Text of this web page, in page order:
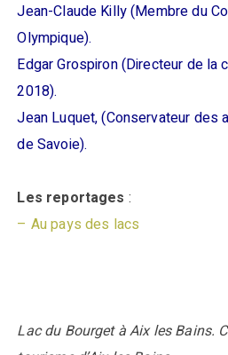
Jean-Claude Killy (Membre du
Olympique).
Edgar Grospiron (Directeur de la
2018).
Jean Luquet, (Conservateur des
de Savoie).
Les reportages :
– Au pays des lacs
Lac du Bourget à Aix les Bains.